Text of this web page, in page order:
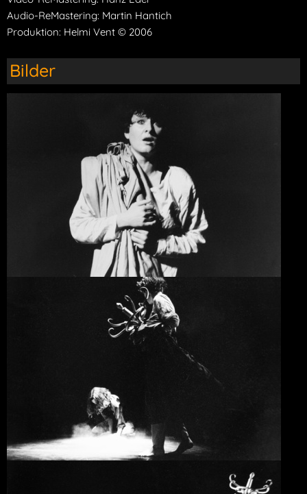
Audio-ReMastering: Martin Hantich
Produktion: Helmi Vent © 2006
Bilder